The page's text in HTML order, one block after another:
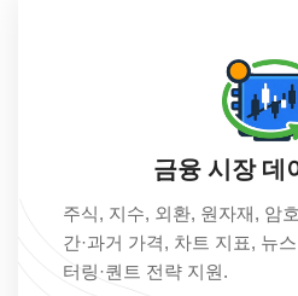
금융 시장 데
주식, 지수, 외환, 원자재, 암
간·과거 가격, 차트 지표, 뉴
터링·퀀트 전략 지원.